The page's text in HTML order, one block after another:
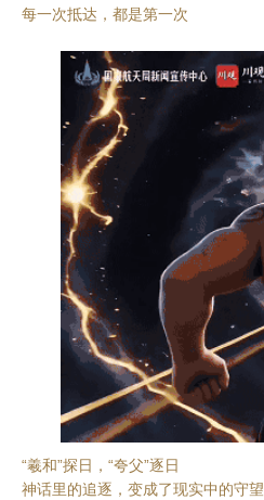
每一次抵达，都是第一次
“羲和”探日，“夸父”逐日
神话里的追逐，变成了现实中的守望